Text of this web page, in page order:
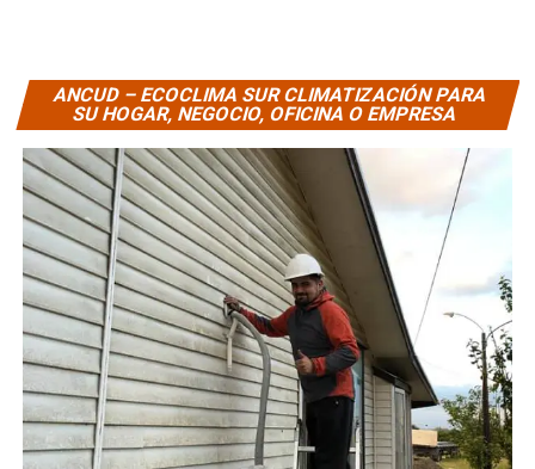
ANCUD – ECOCLIMA SUR CLIMATIZACIÓN PARA
SU HOGAR, NEGOCIO, OFICINA O EMPRESA